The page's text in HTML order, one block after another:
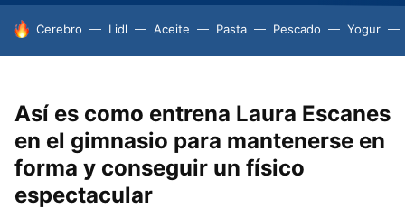
HOY SE HABLA DE
Cerebro Lidl Aceite Pasta Pescado Yogur
Así es como entrena Laura Escanes
en el gimnasio para mantenerse en
forma y conseguir un físico
espectacular